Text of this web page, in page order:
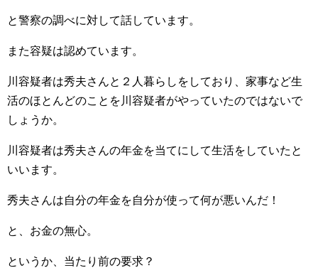
と警察の調べに対して話しています。
また容疑は認めています。
川容疑者は秀夫さんと２人暮らしをしており、家事など生
活のほとんどのことを川容疑者がやっていたのではないで
しょうか。
川容疑者は秀夫さんの年金を当てにして生活をしていたと
いいます。
秀夫さんは自分の年金を自分が使って何が悪いんだ！
と、お金の無心。
というか、当たり前の要求？